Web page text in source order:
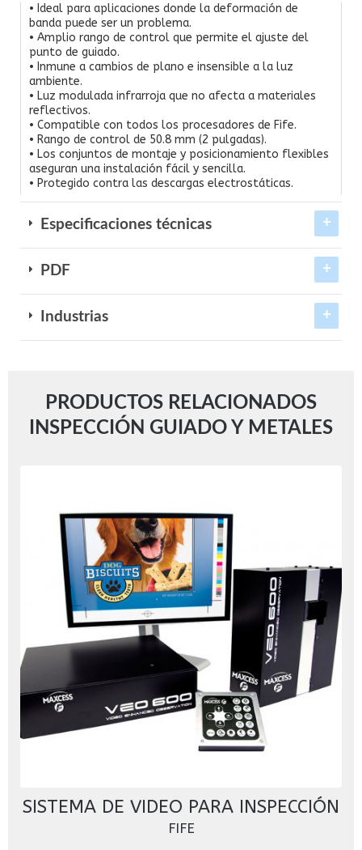
• Ideal para aplicaciones donde la deformación de
banda puede ser un problema.
• Amplio rango de control que permite el ajuste del
punto de guiado.
• Inmune a cambios de plano e insensible a la luz
ambiente.
• Luz modulada infrarroja que no afecta a materiales
reflectivos.
• Compatible con todos los procesadores de Fife.
• Rango de control de 50.8 mm (2 pulgadas).
• Los conjuntos de montaje y posicionamiento flexibles
aseguran una instalación fácil y sencilla.
• Protegido contra las descargas electrostáticas.
Especificaciones técnicas
PDF
Industrias
PRODUCTOS RELACIONADOS
INSPECCIÓN GUIADO Y METALES
SISTEMA DE VIDEO PARA INSPECCIÓN
FIFE